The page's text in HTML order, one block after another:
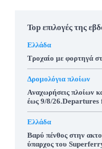
Top επιλογές της
Ελλάδα
Τροχαίο με φορτηγά
Δρομολόγια πλοίων
Αναχωρήσεις πλοίων
έως 9/8/26.Departures
Ελλάδα
Βαρύ πένθος στην
ύπαρχος του